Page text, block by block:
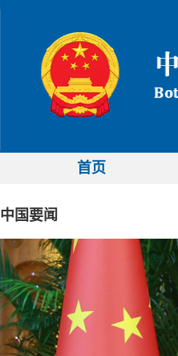
首页
中国要闻